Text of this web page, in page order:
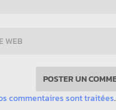
commentaires sont traitées.